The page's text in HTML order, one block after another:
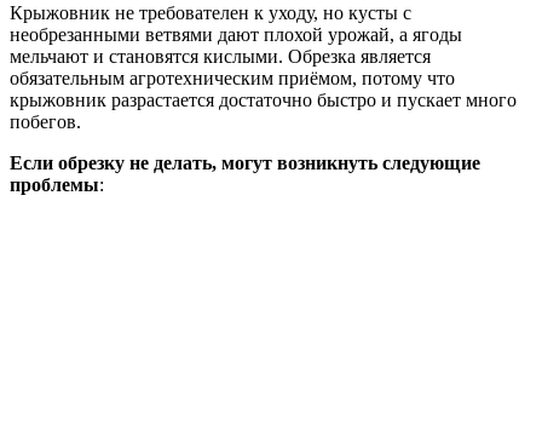
Крыжовник не требователен к уходу, но кусты с
необрезанными ветвями дают плохой урожай, а ягоды
мельчают и становятся кислыми. Обрезка является
обязательным агротехническим приёмом, потому что
крыжовник разрастается достаточно быстро и пускает много
побегов.
Если обрезку не делать, могут возникнуть следующие
проблемы: